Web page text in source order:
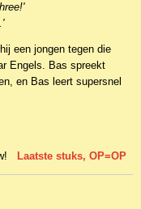
een jongen tegen die
Engels. Bas spreekt
en Bas leert supersnel
Laatste stuks, OP=OP